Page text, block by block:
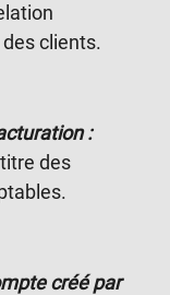
clients.
:
des
créé par